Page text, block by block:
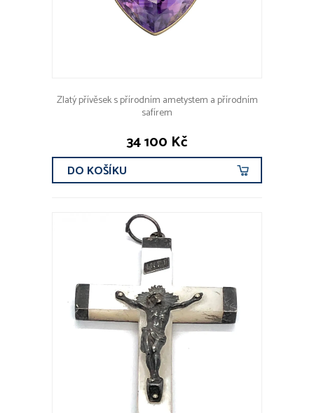
Zlatý přívěsek s přírodním ametystem a přírodním
safírem
34 100 Kč
DO KOŠÍKU